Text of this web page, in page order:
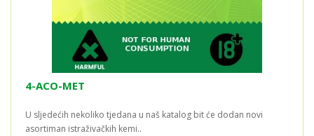
4-ACO-MET
U sljedećih nekoliko tjedana u naš katalog bit će dodan novi
asortiman istraživačkih kemi..